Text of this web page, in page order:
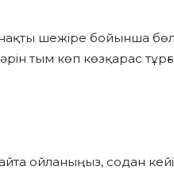
шежіре бойынша
тым көп көзқарас
ойланыңыз, содан